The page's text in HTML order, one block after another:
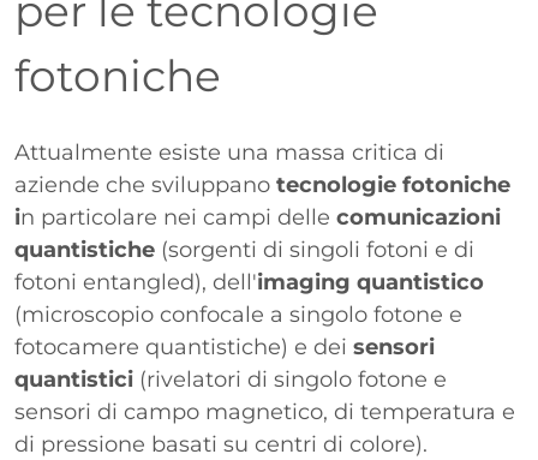
per le tecnologie
fotoniche
Paragrafo
Attualmente esiste una massa critica di
aziende che sviluppano tecnologie fotoniche
in particolare nei campi delle comunicazioni
quantistiche (sorgenti di singoli fotoni e di
fotoni entangled), dell'imaging quantistico
(microscopio confocale a singolo fotone e
fotocamere quantistiche) e dei sensori
quantistici (rivelatori di singolo fotone e
sensori di campo magnetico, di temperatura e
di pressione basati su centri di colore).